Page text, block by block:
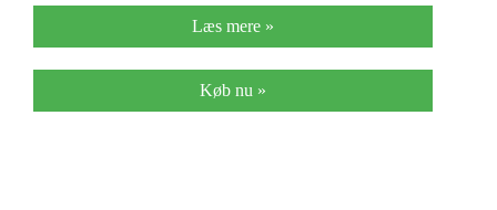
Læs mere »
Køb nu »